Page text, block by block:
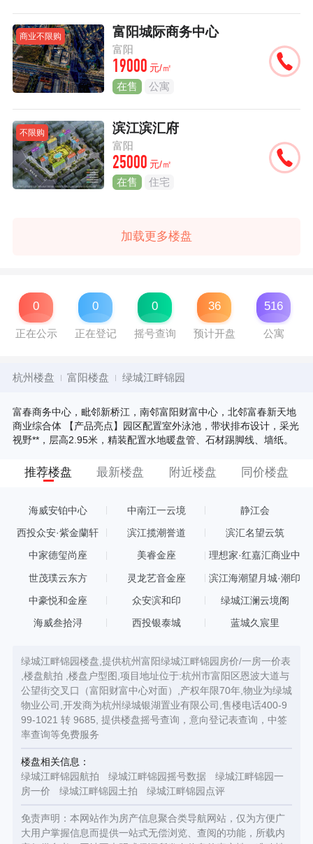
商业不限购 富阳城际商务中心
富阳
19000 元/㎡
在售 公寓
不限购 滨江滨汇府
富阳
25000 元/㎡
在售 住宅
加载更多楼盘
0
正在公示
0
正在登记
0
摇号查询
36
预计开盘
516
公寓
杭州楼盘 富阳楼盘 绿城江畔锦园
富春商务中心，毗邻新桥江，南邻富阳财富中心，北邻富春新天地
商业综合体 【产品亮点】园区配置室外泳池，带状排布设计，采光
视野**，层高2.95米，精装配置水地暖盘管、石材踢脚线、墙纸。
推荐楼盘 最新楼盘 附近楼盘 同价楼盘
海威安铂中心 中南江一云境 静江会
西投众安·紫金蘭轩 滨江揽潮誉道 滨汇名望云筑
中家德玺尚座 美睿金座
理想家·红嘉汇商业中
世茂璞云东方 灵龙艺音金座 滨江海潮望月城·潮印
中豪悦和金座 众安滨和印 绿城江澜云境阁
海威叁拾浔 西投银泰城 蓝城久宸里
绿城江畔锦园楼盘,提供杭州富阳绿城江畔锦园房价/一房一价表
,楼盘航拍 ,楼盘户型图,项目地址位于:杭州市富阳区恩波大道与
公望街交叉口（富阳财富中心对面）,产权年限70年,物业为绿城
物业公司,开发商为杭州绿城银湖置业有限公司,售楼电话400-9
99-1021 转 9685, 提供楼盘摇号查询，意向登记表查询，中签
率查询等免费服务
楼盘相关信息：
绿城江畔锦园航拍
绿城江畔锦园摇号数据
绿城江畔锦园一
房一价
绿城江畔锦园土拍 绿城江畔锦园点评
免责声明：本网站作为房产信息聚合类导航网站，仅为方便广
大用户掌握信息而提供一站式无偿浏览、查阅的功能，所载内